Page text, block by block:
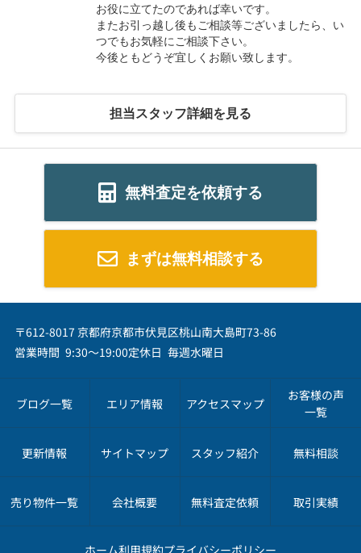
お役に立てたのであれば幸いです。
またお引っ越し後もご相談等ございましたら、い
つでもお気軽にご相談下さい。
今後ともどうぞ宜しくお願い致します。
担当スタッフ詳細を見る
無料査定を依頼する
まずは無料相談する
〒612-8017 京都府京都市伏見区桃山南大島町73-86
営業時間 9:30～19:00定休日 毎週水曜日
ブログ一覧 エリア情報 アクセスマップ
お客様の声
一覧
更新情報 サイトマップ スタッフ紹介 無料相談
売り物件一覧 会社概要 無料査定依頼 取引実績
ホーム利用規約プライバシーポリシー